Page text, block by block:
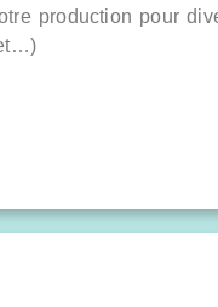
production pour